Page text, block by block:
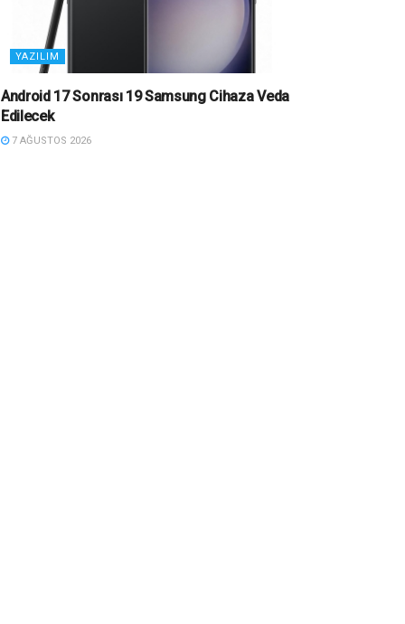
YAZILIM
Android 17 Sonrası 19 Samsung Cihaza Veda
Edilecek
7 AĞUSTOS 2026